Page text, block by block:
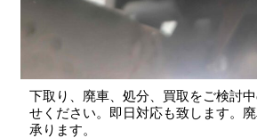
下取り、廃車、処分、買取をご検討
せください。即日対応も致します。
承ります。